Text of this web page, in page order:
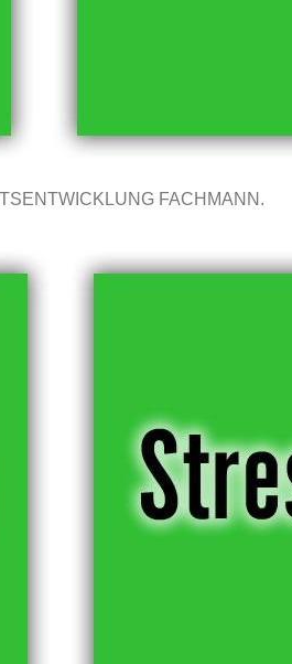
FACHMANN.